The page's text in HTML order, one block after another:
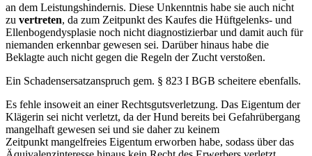
an dem Leistungshindernis. Diese Unkenntnis habe sie auch nicht
zu vertreten, da zum Zeitpunkt des Kaufes die Hüftgelenks- und
Ellenbogendysplasie noch nicht diagnostizierbar und damit auch für
niemanden erkennbar gewesen sei. Darüber hinaus habe die
Beklagte auch nicht gegen die Regeln der Zucht verstoßen.
Ein Schadensersatzanspruch gem. § 823 I BGB scheitere ebenfalls.
Es fehle insoweit an einer Rechtsgutsverletzung. Das Eigentum der
Klägerin sei nicht verletzt, da der Hund bereits bei Gefahrübergang
mangelhaft gewesen sei und sie daher zu keinem
Zeitpunkt mangelfreies Eigentum erworben habe, sodass über das